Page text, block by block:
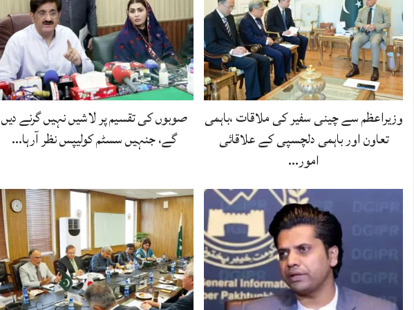
وزیراعظم سے چینی سفیر کی ملاقات ،باہمی
تعاون اور باہمی دلچسپی کے علاقائی
امور…
صوبوں کی تقسیم پر لاشیں نہیں گرنے دیں
گے، جنہیں سسٹم کولیپس نظر آرہا…